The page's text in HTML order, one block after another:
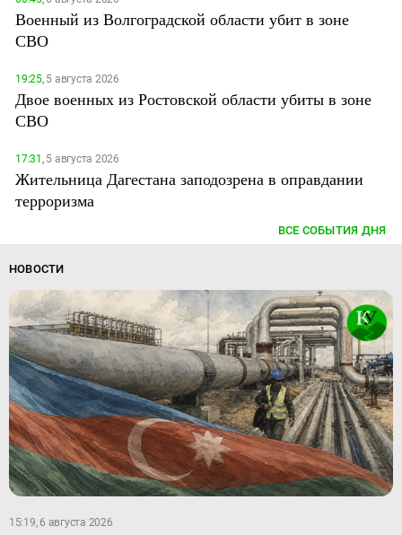
Военный из Волгоградской области убит в зоне
СВО
19:25,5 августа 2026
Двое военных из Ростовской области убиты в зоне
СВО
17:31,5 августа 2026
Жительница Дагестана заподозрена в оправдании
терроризма
ВСЕ СОБЫТИЯ ДНЯ
НОВОСТИ
15:19, 6 августа 2026